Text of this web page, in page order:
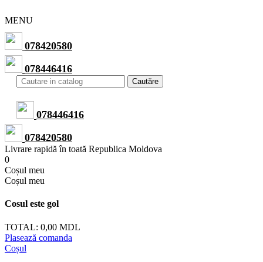
MENU
078420580
078446416
Cautăre
078446416
078420580
Livrare rapidă în toată Republica Moldova
0
Сoșul meu
Сoșul meu
Cosul este gol
TOTAL: 0,00 MDL
Plasează comanda
Coșul